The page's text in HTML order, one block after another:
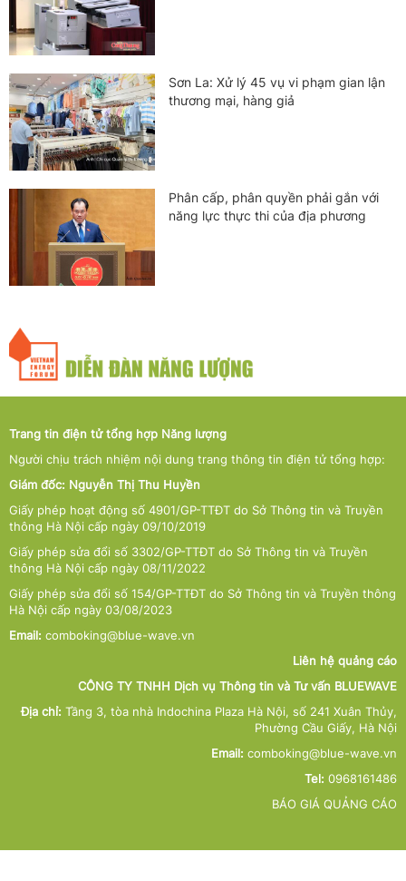
Sơn La: Xử lý 45 vụ vi phạm gian lận
thương mại, hàng giả
Phân cấp, phân quyền phải gắn với
năng lực thực thi của địa phương
Trang tin điện tử tổng hợp Năng lượng
Người chịu trách nhiệm nội dung trang thông tin điện tử tổng hợp:
Giám đốc: Nguyễn Thị Thu Huyền
Giấy phép hoạt động số 4901/GP-TTĐT do Sở Thông tin và Truyền
thông Hà Nội cấp ngày 09/10/2019
Giấy phép sửa đổi số 3302/GP-TTĐT do Sở Thông tin và Truyền
thông Hà Nội cấp ngày 08/11/2022
Giấy phép sửa đổi số 154/GP-TTĐT do Sở Thông tin và Truyền thông
Hà Nội cấp ngày 03/08/2023
Email: comboking@blue-wave.vn
Liên hệ quảng cáo
CÔNG TY TNHH Dịch vụ Thông tin và Tư vấn BLUEWAVE
Địa chỉ: Tầng 3, tòa nhà Indochina Plaza Hà Nội, số 241 Xuân Thủy,
Phường Cầu Giấy, Hà Nội
Email: comboking@blue-wave.vn
Tel: 0968161486
BÁO GIÁ QUẢNG CÁO